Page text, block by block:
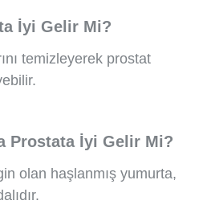
İyi Gelir Mi?
temizleyerek prostat
Prostata İyi Gelir Mi?
olan haşlanmış yumurta,